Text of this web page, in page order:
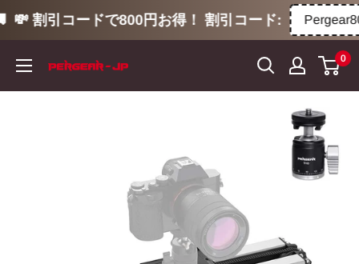
💸 割引コードで800円お得！ 割引コード:
テ
0